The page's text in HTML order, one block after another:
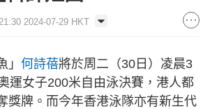
2024-07-29 HKT
何詩蓓將於周二（30日）凌晨3
運女子200米自由泳決賽，港人都
獎牌。而今年香港泳隊亦有新生代